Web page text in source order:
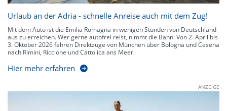
Urlaub an der Adria - schnelle Anreise auch mit dem Zug!
Mit dem Auto ist die Emilia Romagna in wenigen Stunden von Deutschland
aus zu erreichen. Wer gerne autofrei reist, nimmt die Bahn: Von 2. April bis
3. Oktober 2026 fahren Direktzüge von München über Bologna und Cesena
nach Rimini, Riccione und Cattolica ans Meer.
Hier mehr erfahren
ANZEIGE